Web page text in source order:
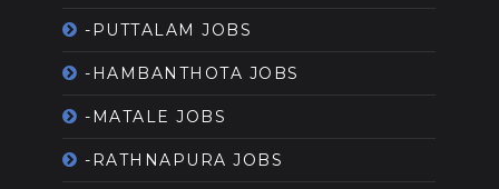
-PUTTALAM JOBS
-HAMBANTHOTA JOBS
-MATALE JOBS
-RATHNAPURA JOBS